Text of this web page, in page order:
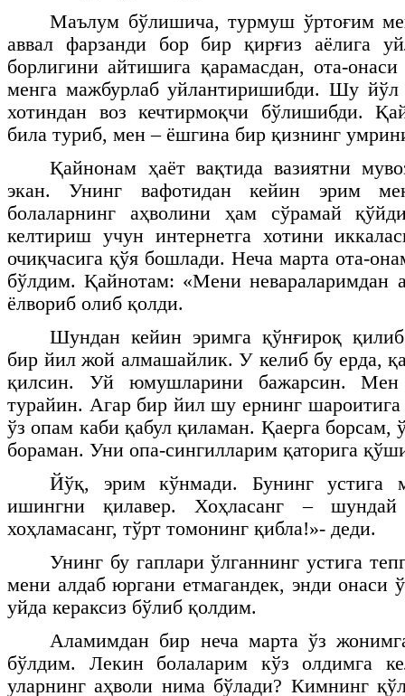
Маълум бўлишича, турмуш ўртоғим
аввал фарзанди бор бир қирғиз аёлига
борлигини айтишига қарамасдан, ота-
менга мажбурлаб уйлантиришибди. Шу йўл
хотиндан воз кечтирмоқчи бўлишибди.
била туриб, мен – ёшгина бир қизнинг
Қайнонам ҳаёт вақтида вазиятни
экан. Унинг вафотидан кейин эрим
болаларнинг аҳволини ҳам сўрамай
келтириш учун интернетга хотини
очиқчасига қўя бошлади. Неча марта ота-
бўлдим. Қайнотам: «Мени невараларимдан
ёлвориб олиб қолди.
Шундан кейин эримга қўнғироқ
бир йил жой алмашайлик. У келиб бу ерда,
қилсин. Уй юмушларини бажарсин. Мен
турайин. Агар бир йил шу ернинг
ўз опам каби қабул қиламан. Қаерга борсам,
бораман. Уни опа-сингилларим қаторига
Йўқ, эрим кўнмади. Бунинг устига
ишингни қилавер. Хоҳласанг –
хоҳламасанг, тўрт томонинг қибла!»- деди.
Унинг бу гаплари ўлганнинг устига
мени алдаб юргани етмагандек, энди онаси
уйда кераксиз бўлиб қолдим.
Аламимдан бир неча марта ўз
бўлдим. Лекин болаларим кўз олдимга
уларнинг аҳволи нима бўлади? Кимнинг